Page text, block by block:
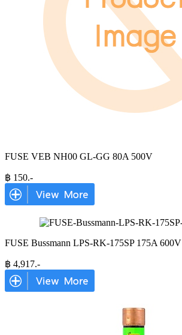
FUSE VEB NH00 GL-GG 80A 500V
฿ 150.-
FUSE Bussmann LPS-RK-175SP 175A 600V
฿ 4,917.-